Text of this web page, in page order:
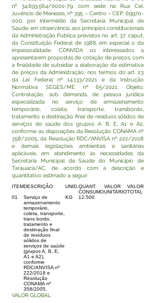
nº 34.693.564/0001-79, com sede na Rua Cel.
Juvêncio de Menezes, nº 395 – Centro – CEP: 69970-
000, por intermédio da Secretaria Municipal de
Saúde, em observância aos princípios constitucionais
da Administração Pública previstos no art. 37, caput,
da Constituição Federal de 1988, em especial o da
impessoalidade, CONVIDA os interessados a
apresentarem propostas de cotação de preços, com
a finalidade de subsidiar a elaboração da estimativa
de preços da Administração, nos termos do art. 23
da Lei Federal nº 14.133/2021 e da Instrução
Normativa SEGES/ME nº 65/2021. Objeto:
Contratação, sob demanda, de pessoa jurídica
especializada no serviço de armazenamento
temporário, coleta, transporte, transbordo,
tratamento e destinação final de resíduos sólidos de
serviços de saúde dos grupos A, B, E, A1 e A2,
conforme as disposições da Resolução CONAMA nº
358/2005, da Resolução RDC/ANVISA nº 222/2018
e demais legislações ambientais e sanitárias
aplicáveis, em atendimento às necessidades da
Secretaria Municipal de Saúde do Município de
Tarauacá/AC, de acordo com a descrição e
quantitativo estimado a seguir:
ITEMDESCRIÇÃO UNID. QUANT.
CONSUMO
VALOR
UNITARIO
VALOR
TOTAL
01
Serviço de
armazenamento
temporário,
coleta, transporte,
trans bordo,
tratamento e
destinação final
de resíduos
sólidos de
serviços de saúde
(grupos A, B, E,
A1 e A2),
conforme
RDC/ANVISA nº
222/2018 e
Resolução
CONAMA nº
358/2005.
KG 12.500
VALOR GLOBAL